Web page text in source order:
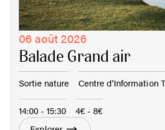
06 août 2026
Balade Grand air
Sortie nature Centre d'Information
14:00 - 15:30
4€ - 8€